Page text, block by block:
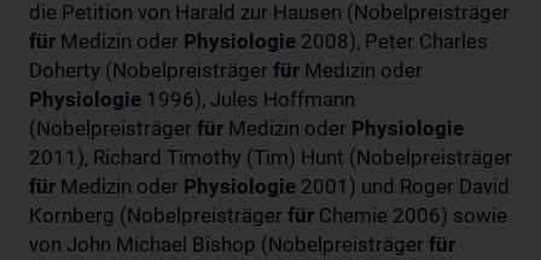
die Petition von Harald zur Hausen (Nobelpreisträger
für Medizin oder Physiologie 2008), Peter Charles
Doherty (Nobelpreisträger für Medizin oder
Physiologie 1996), Jules Hoffmann
(Nobelpreisträger für Medizin oder Physiologie
2011), Richard Timothy (Tim) Hunt (Nobelpreisträger
für Medizin oder Physiologie 2001) und Roger David
Kornberg (Nobelpreisträger für Chemie 2006) sowie
von John Michael Bishop (Nobelpreisträger für